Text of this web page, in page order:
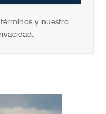
y nuestro
.